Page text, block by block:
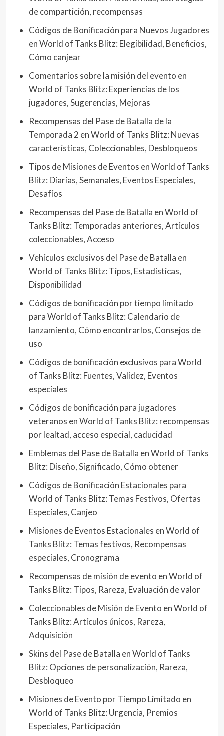
de compartición, recompensas
Códigos de Bonificación para Nuevos Jugadores
en World of Tanks Blitz: Elegibilidad, Beneficios,
Cómo canjear
Comentarios sobre la misión del evento en
World of Tanks Blitz: Experiencias de los
jugadores, Sugerencias, Mejoras
Recompensas del Pase de Batalla de la
Temporada 2 en World of Tanks Blitz: Nuevas
características, Coleccionables, Desbloqueos
Tipos de Misiones de Eventos en World of Tanks
Blitz: Diarias, Semanales, Eventos Especiales,
Desafíos
Recompensas del Pase de Batalla en World of
Tanks Blitz: Temporadas anteriores, Artículos
coleccionables, Acceso
Vehículos exclusivos del Pase de Batalla en
World of Tanks Blitz: Tipos, Estadísticas,
Disponibilidad
Códigos de bonificación por tiempo limitado
para World of Tanks Blitz: Calendario de
lanzamiento, Cómo encontrarlos, Consejos de
uso
Códigos de bonificación exclusivos para World
of Tanks Blitz: Fuentes, Validez, Eventos
especiales
Códigos de bonificación para jugadores
veteranos en World of Tanks Blitz: recompensas
por lealtad, acceso especial, caducidad
Emblemas del Pase de Batalla en World of Tanks
Blitz: Diseño, Significado, Cómo obtener
Códigos de Bonificación Estacionales para
World of Tanks Blitz: Temas Festivos, Ofertas
Especiales, Canjeo
Misiones de Eventos Estacionales en World of
Tanks Blitz: Temas festivos, Recompensas
especiales, Cronograma
Recompensas de misión de evento en World of
Tanks Blitz: Tipos, Rareza, Evaluación de valor
Coleccionables de Misión de Evento en World of
Tanks Blitz: Artículos únicos, Rareza,
Adquisición
Skins del Pase de Batalla en World of Tanks
Blitz: Opciones de personalización, Rareza,
Desbloqueo
Misiones de Evento por Tiempo Limitado en
World of Tanks Blitz: Urgencia, Premios
Especiales, Participación